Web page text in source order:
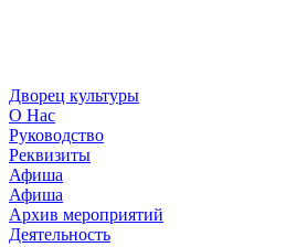
Дворец культуры
О Нас
Руководство
Реквизиты
Афиша
Афиша
Архив мероприятий
Деятельность